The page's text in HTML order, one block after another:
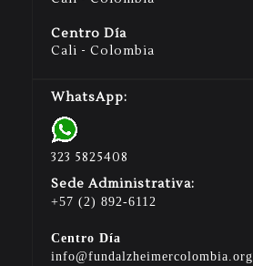
Centro Día
Cali - Colombia
WhatsApp:
323 5825408
Sede Administrativa:
+57 (2) 892-6112
Centro Día
info@fundalzheimercolombia.org